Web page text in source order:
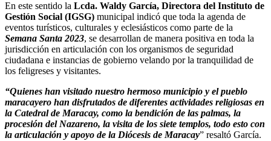
En este sentido la Lcda. Waldy García, Directora del Instituto de
Gestión Social (IGSG) municipal indicó que toda la agenda de
eventos turísticos, culturales y eclesiásticos como parte de la
Semana Santa 2023, se desarrollan de manera positiva en toda la
jurisdicción en articulación con los organismos de seguridad
ciudadana e instancias de gobierno velando por la tranquilidad de
los feligreses y visitantes.
“Quienes han visitado nuestro hermoso municipio y el pueblo
maracayero han disfrutados de diferentes actividades religiosas en
la Catedral de Maracay, como la bendición de las palmas, la
procesión del Nazareno, la visita de los siete templos, todo esto con
la articulación y apoyo de la Diócesis de Maracay” resaltó García.